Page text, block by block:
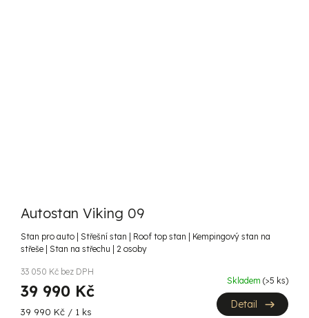
Autostan Viking 09
Stan pro auto | Střešní stan | Roof top stan | Kempingový stan na
střeše | Stan na střechu | 2 osoby
33 050 Kč bez DPH
39 990 Kč
Měrná
39 990 Kč / 1 ks
Skladem (>5 ks)
Detail